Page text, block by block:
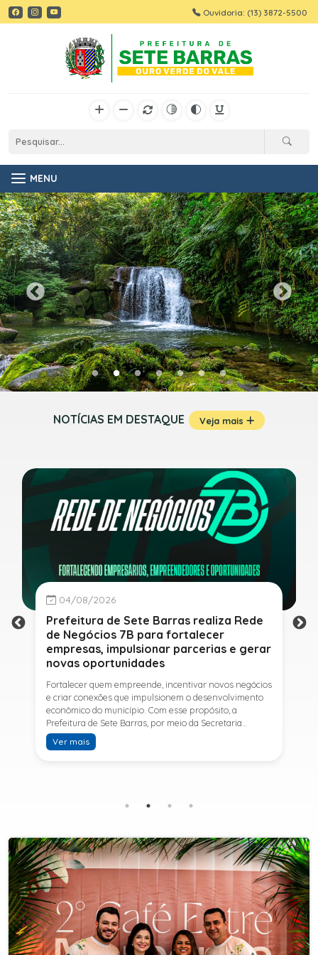
Ouvidoria: (13) 3872-5500
MENU
NOTÍCIAS EM DESTAQUE Veja mais
04/08/2026
Prefeitura de Sete Barras realiza Rede
de Negócios 7B para fortalecer
empresas, impulsionar parcerias e gerar
novas oportunidades
Fortalecer quem empreende, incentivar novos negócios
e criar conexões que impulsionem o desenvolvimento
econômico do município. Com esse propósito, a
Prefeitura de Sete Barras, por meio da Secretaria
Municipal de Turismo e Desenvolvimento Econômico,
promove na próxima terça-feira (11) a Rede de Negócios
telecomunicações e fundador da empresa Seu
Consultor, que compartilhará estratégias para
aumentar resultados, fortalecer relacionamentos
comerciais e ampliar as oportunidades de
negócios.Para a Secretária Municipal de Turismo e
Desenvolvimento Econômico, Edna Carvalho, a Rede de
Negócios 7B representa mais uma iniciativa da gestão
do Prefeito Ítalo Costa para fortalecer o
empreendedorismo e incentivar o crescimento das
Ver mais